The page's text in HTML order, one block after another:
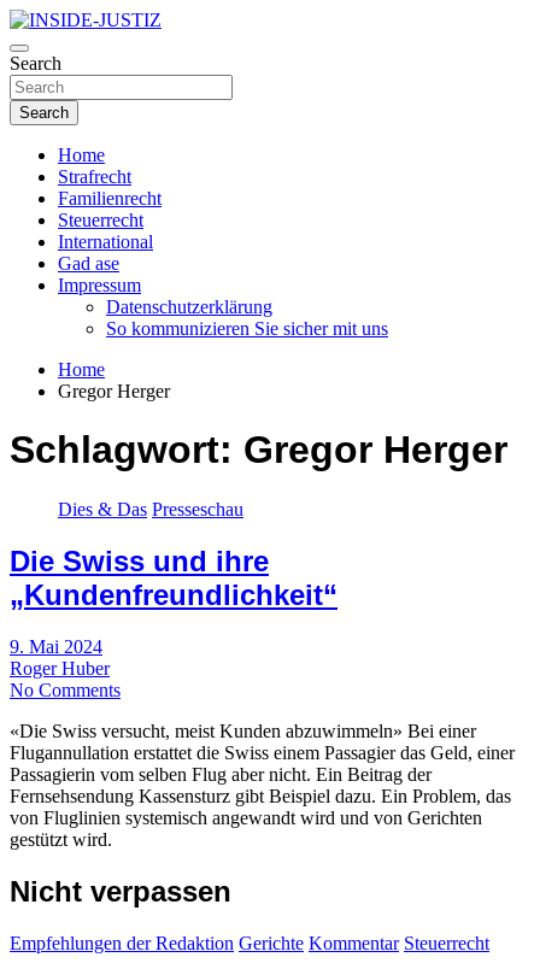
Skip
to
content
INSIDE-JUSTIZ
Investigativer Journalismus zur Dritten Gewalt
Search
Search
Home
Strafrecht
Familienrecht
Steuerrecht
International
Gad ase
Impressum
Datenschutzerklärung
So kommunizieren Sie sicher mit uns
Home
Gregor Herger
Schlagwort: Gregor Herger
Dies & Das Presseschau
Die Swiss und ihre
„Kundenfreundlichkeit“
9. Mai 2024
Roger Huber
No Comments
«Die Swiss versucht, meist Kunden abzuwimmeln» Bei einer
Flugannullation erstattet die Swiss einem Passagier das Geld, einer
Passagierin vom selben Flug aber nicht. Ein Beitrag der
Fernsehsendung Kassensturz gibt Beispiel dazu. Ein Problem, das
von Fluglinien systemisch angewandt wird und von Gerichten
gestützt wird.
Nicht verpassen
Empfehlungen der Redaktion Gerichte Kommentar Steuerrecht